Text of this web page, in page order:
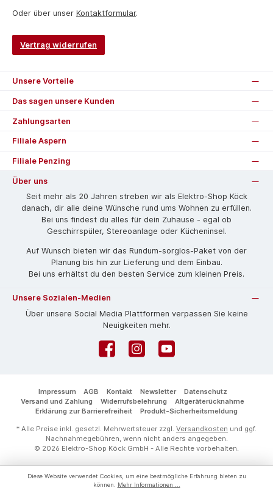
Oder über unser Kontaktformular.
Vertrag widerrufen
Unsere Vorteile
Das sagen unsere Kunden
Zahlungsarten
Filiale Aspern
Filiale Penzing
Über uns
Seit mehr als 20 Jahren streben wir als Elektro-Shop Köck
danach, dir alle deine Wünsche rund ums Wohnen zu erfüllen.
Bei uns findest du alles für dein Zuhause - egal ob
Geschirrspüler, Stereoanlage oder Kücheninsel.
Auf Wunsch bieten wir das Rund­um-sorg­los-Pa­ket von der
Planung bis hin zur Lieferung und dem Einbau.
Bei uns erhältst du den besten Service zum kleinen Preis.
Unsere Sozialen-Medien
Über unsere Social Media Plattformen verpassen Sie keine
Neuigkeiten mehr.
FacebookInstagramYouTube
Impressum AGB Kontakt Newsletter
Datenschutz
Versand und Zahlung
Widerrufsbelehrung
Altgeräterücknahme
Erklärung zur Barrierefreiheit
Produkt-Sicherheitsmeldung
* Alle Preise inkl. gesetzl. Mehrwertsteuer zzgl. Versandkosten und ggf.
Nachnahmegebühren, wenn nicht anders angegeben.
© 2026 Elektro-Shop Köck GmbH - Alle Rechte vorbehalten.
Diese Website verwendet Cookies, um eine bestmögliche Erfahrung bieten zu
können.
Mehr Informationen ...